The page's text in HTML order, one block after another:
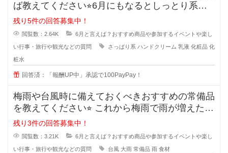
ば教えてください⭐︎6月にもなるとしっとり系の
ものからさっぱり
残り5件の回答募集中！
閲覧数：2.64K 6月と言えば？おすすめ商品や参加するイベントや楽し
い行事・旅行や観光などの質問 さっぱり系 ハンドクリーム 乳液 化粧品 化
粧水
回答済：「報酬UP中」承認で100PayPay！
梅雨や台風時に備えておくべきおすすめの常備品
を教えてください⭐︎ これから梅雨で雨が増えた
り、台風で
残り3件の回答募集中！
閲覧数：3.21K 6月と言えば？おすすめ商品や参加するイベントや楽し
い行事・旅行や観光などの質問 台風 大雨 常備品 雨 食材